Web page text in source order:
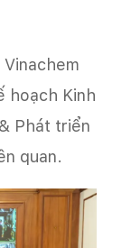
hoạch Kinh
Phát triển
quan.